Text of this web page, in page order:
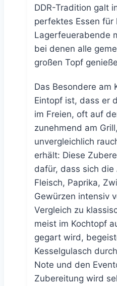
DDR-Tradition galt
perfektes Essen für
Lagerfeuerabende
bei denen alle
großen Topf
Das Besondere am
Eintopf ist, dass er
im Freien, oft auf
zunehmend am
unvergleichlich
erhält: Diese
dafür, dass sich die
Fleisch, Paprika,
Gewürzen intensiv
Vergleich zu
meist im Kochtopf
gegart wird,
Kesselgulasch
Note und den
Zubereitung wird